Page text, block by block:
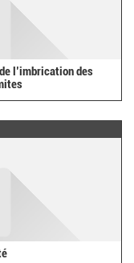
l’imbrication des